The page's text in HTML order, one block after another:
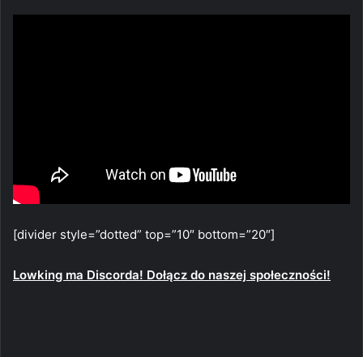
[divider style=”dotted” top=”10″ bottom=”20″]
Lowking ma Discorda! Dołącz do naszej społeczności!